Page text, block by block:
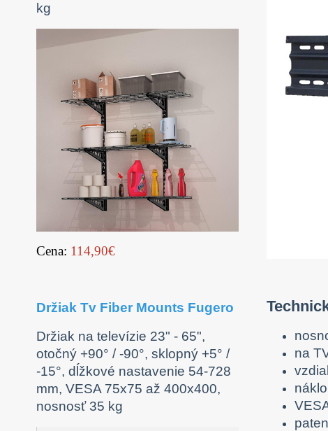
kg
Cena: 114,90€
Držiak Tv Fiber Mounts Fugero
Držiak na televízie 23" - 65",
otočný +90° / -90°, sklopný +5° /
-15°, dĺžkové nastavenie 54-728
mm, VESA 75x75 až 400x400,
nosnosť 35 kg
na